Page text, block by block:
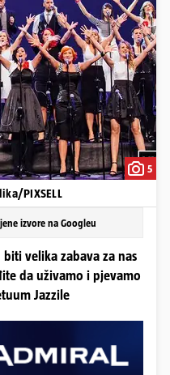
5
PIXSELL
izvore na Googleu
velika zabava za nas
da uživamo i pjevamo
Jazzile